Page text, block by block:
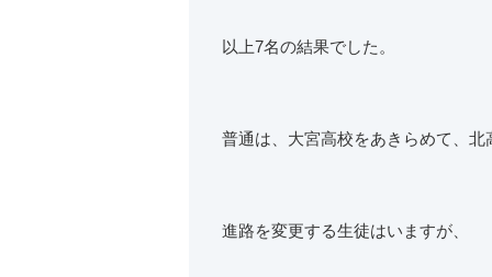
以上7名の結果でした。
普通は、大宮高校をあきらめて、北
進路を変更する生徒はいますが、